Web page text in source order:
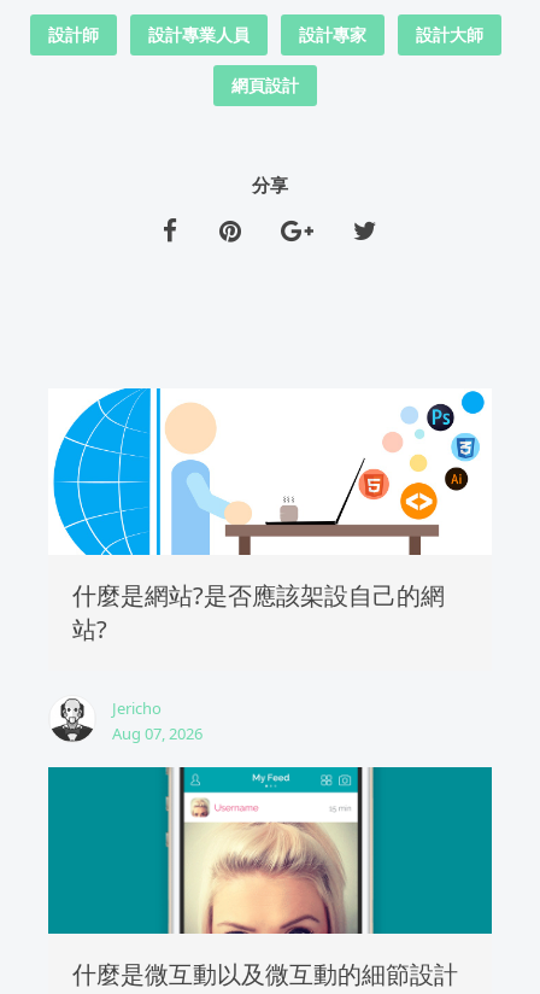
設計師 設計專業人員 設計專家 設計大師
網頁設計
分享
什麼是網站?是否應該架設自己的網
站?
Jericho
Aug 07, 2026
什麼是微互動以及微互動的細節設計